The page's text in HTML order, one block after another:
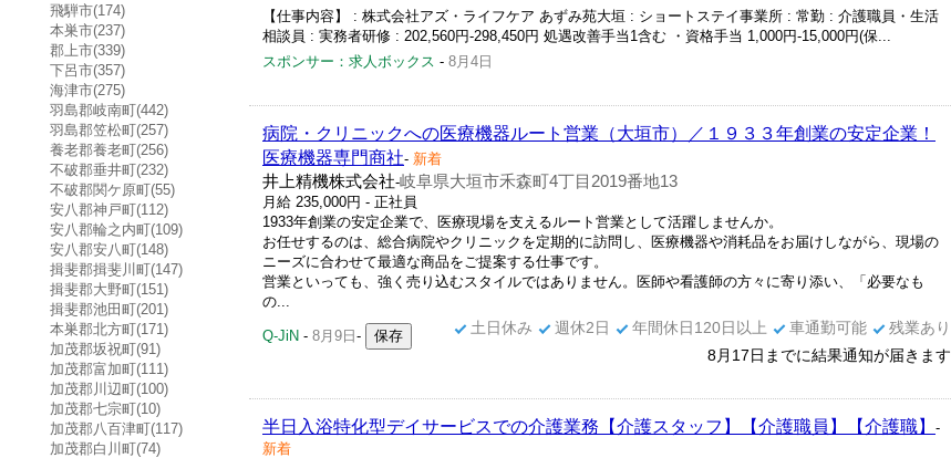
飛騨市(174)
本巣市(237)
郡上市(339)
下呂市(357)
海津市(275)
羽島郡岐南町(442)
羽島郡笠松町(257)
養老郡養老町(256)
不破郡垂井町(232)
不破郡関ケ原町(55)
安八郡神戸町(112)
安八郡輪之内町(109)
安八郡安八町(148)
揖斐郡揖斐川町(147)
揖斐郡大野町(151)
揖斐郡池田町(201)
本巣郡北方町(171)
加茂郡坂祝町(91)
加茂郡富加町(111)
加茂郡川辺町(100)
加茂郡七宗町(10)
加茂郡八百津町(117)
加茂郡白川町(74)
【仕事内容】 : 株式会社アズ・ライフケア あずみ苑大垣 : ショートステイ事業所 : 常勤 : 介護職員・生活
相談員 : 実務者研修 : 202,560円-298,450円 処遇改善手当1含む ・資格手当 1,000円-15,000円(保...
スポンサー：求人ボックス - 8月4日
病院・クリニックへの医療機器ルート営業（大垣市）／１９３３年創業の安定企業！
医療機器専門商社- 新着
井上精機株式会社-岐阜県大垣市禾森町4丁目2019番地13
月給 235,000円 - 正社員
1933年創業の安定企業で、医療現場を支えるルート営業として活躍しませんか。
お任せするのは、総合病院やクリニックを定期的に訪問し、医療機器や消耗品をお届けしながら、現場の
ニーズに合わせて最適な商品をご提案する仕事です。
営業といっても、強く売り込むスタイルではありません。医師や看護師の方々に寄り添い、「必要なも
の...
Q-JiN - 8月9日 - 土日休み 週休2日 年間休日120日以上 車通勤可能
残業あり
8月17日までに結果通知が届きます
半日入浴特化型デイサービスでの介護業務【介護スタッフ】【介護職員】【介護職】 -
新着